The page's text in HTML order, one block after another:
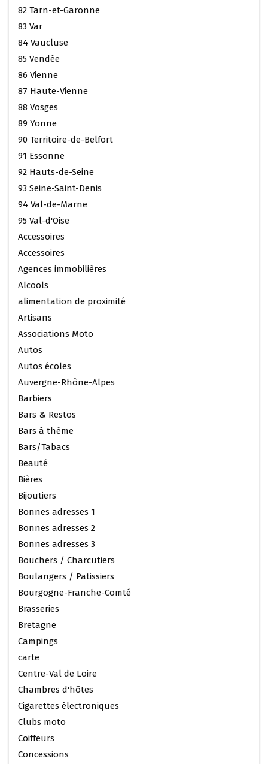
82 Tarn-et-Garonne
83 Var
84 Vaucluse
85 Vendée
86 Vienne
87 Haute-Vienne
88 Vosges
89 Yonne
90 Territoire-de-Belfort
91 Essonne
92 Hauts-de-Seine
93 Seine-Saint-Denis
94 Val-de-Marne
95 Val-d'Oise
Accessoires
Accessoires
Agences immobilières
Alcools
alimentation de proximité
Artisans
Associations Moto
Autos
Autos écoles
Auvergne-Rhône-Alpes
Barbiers
Bars & Restos
Bars à thème
Bars/Tabacs
Beauté
Bières
Bijoutiers
Bonnes adresses 1
Bonnes adresses 2
Bonnes adresses 3
Bouchers / Charcutiers
Boulangers / Patissiers
Bourgogne-Franche-Comté
Brasseries
Bretagne
Campings
carte
Centre-Val de Loire
Chambres d'hôtes
Cigarettes électroniques
Clubs moto
Coiffeurs
Concessions